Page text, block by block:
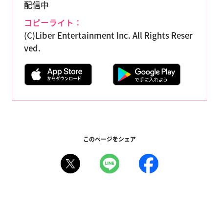
配信中
コピーライト：
(C)Liber Entertainment Inc. All Rights Reser
ved.
このページをシェア